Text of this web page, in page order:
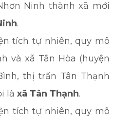
Ninh thành xã mới
.
tích tự nhiên, quy mô
và xã Tân Hòa (huyện
thị trấn Tân Thạnh
là xã Tân Thạnh.
tích tự nhiên, quy mô